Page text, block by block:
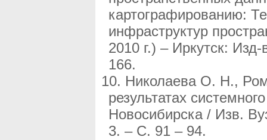
картографированию:
инфраструктур
2010 г.) – Иркутск:
166.
Николаева О. Н.,
результатах
Новосибирска / Изв.
3. – С. 91 – 94.